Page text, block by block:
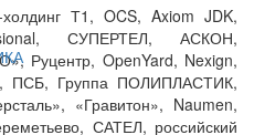
Т1, OCS, Axiom JDK,
СУПЕРТЕЛ, АСКОН,
Руцентр, OpenYard, Nexign,
ПСБ, Группа ПОЛИПЛАСТИК,
«Гравитон», Naumen,
САТЕЛ, российский